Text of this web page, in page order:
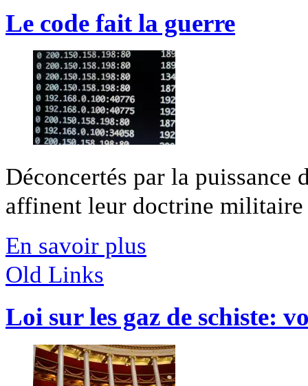
Le code fait la guerre
Déconcertés par la puissance
affinent leur doctrine
En savoir plus
Old Links
Loi sur les gaz de schiste: